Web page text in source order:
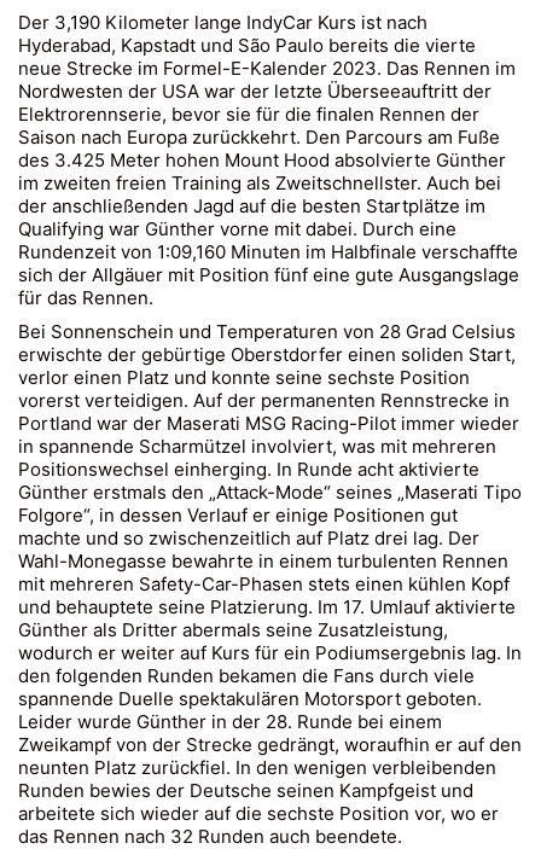
Der 3,190 Kilometer lange IndyCar Kurs ist nach
Hyderabad, Kapstadt und São Paulo bereits die vierte
neue Strecke im Formel-E-Kalender 2023. Das Rennen im
Nordwesten der USA war der letzte Überseeauftritt der
Elektrorennserie, bevor sie für die finalen Rennen der
Saison nach Europa zurückkehrt. Den Parcours am Fuße
des 3.425 Meter hohen Mount Hood absolvierte Günther
im zweiten freien Training als Zweitschnellster. Auch bei
der anschließenden Jagd auf die besten Startplätze im
Qualifying war Günther vorne mit dabei. Durch eine
Rundenzeit von 1:09,160 Minuten im Halbfinale verschaffte
sich der Allgäuer mit Position fünf eine gute Ausgangslage
für das Rennen.
Bei Sonnenschein und Temperaturen von 28 Grad Celsius
erwischte der gebürtige Oberstdorfer einen soliden Start,
verlor einen Platz und konnte seine sechste Position
vorerst verteidigen. Auf der permanenten Rennstrecke in
Portland war der Maserati MSG Racing-Pilot immer wieder
in spannende Scharmützel involviert, was mit mehreren
Positionswechsel einherging. In Runde acht aktivierte
Günther erstmals den „Attack-Mode“ seines „Maserati Tipo
Folgore“, in dessen Verlauf er einige Positionen gut
machte und so zwischenzeitlich auf Platz drei lag. Der
Wahl-Monegasse bewahrte in einem turbulenten Rennen
mit mehreren Safety-Car-Phasen stets einen kühlen Kopf
und behauptete seine Platzierung. Im 17. Umlauf aktivierte
Günther als Dritter abermals seine Zusatzleistung,
wodurch er weiter auf Kurs für ein Podiumsergebnis lag. In
den folgenden Runden bekamen die Fans durch viele
spannende Duelle spektakulären Motorsport geboten.
Leider wurde Günther in der 28. Runde bei einem
Zweikampf von der Strecke gedrängt, woraufhin er auf den
neunten Platz zurückfiel. In den wenigen verbleibenden
Runden bewies der Deutsche seinen Kampfgeist und
arbeitete sich wieder auf die sechste Position vor, wo er
das Rennen nach 32 Runden auch beendete.